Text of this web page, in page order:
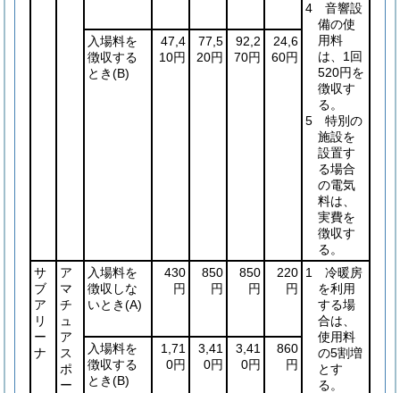
4 音響設
備の使
用料
は、1回
520円を
徴収す
る。
5 特別の
施設を
設置す
る場合
の電気
料は、
実費を
徴収す
る。
入場料を
徴収する
とき(B)
47,4
10円
77,5
20円
92,2
70円
24,6
60円
サ
ブ
ア
リ
ー
ナ
ア
マ
チ
ュ
ア
ス
ポ
ー
入場料を
徴収しな
いとき(A)
430
円
850
円
850
円
220
円
1 冷暖房
を利用
する場
合は、
使用料
の5割増
とす
る。
入場料を
徴収する
とき(B)
1,71
0円
3,41
0円
3,41
0円
860
円